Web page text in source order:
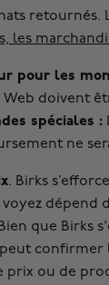
les
pour les
Web doivent
spéciales :
ne
. Birks
dépend
que Birks
confirmer
prix ou de